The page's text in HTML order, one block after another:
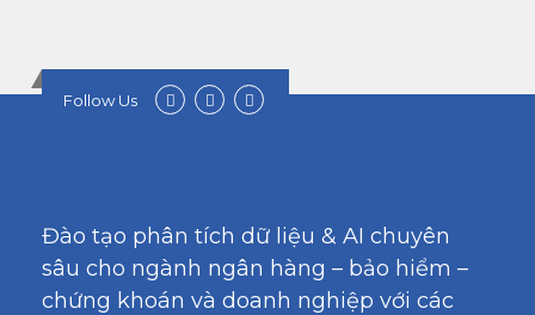
Follow Us
Đào tạo phân tích dữ liệu & AI chuyên
sâu cho ngành ngân hàng – bảo hiểm –
chứng khoán và doanh nghiệp với các